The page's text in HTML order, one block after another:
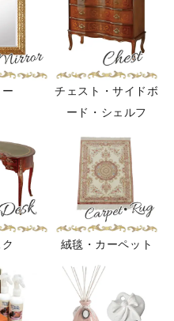
ー
チェスト・サイドボ
ード・シェルフ
絨毯・カーペット